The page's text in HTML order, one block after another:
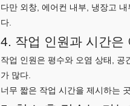
다만 외창, 에어컨 내부, 냉장고
다.
4. 작업 인원과 시간은
작업 인원은 평수와 오염 상태, 공
가 많다.
너무 짧은 작업 시간을 제시하는